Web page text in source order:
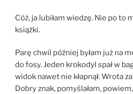
Cóż, ja lubiłam wiedzę. Nie po to
książki.
Parę chwil później byłam już na
do fosy. Jeden krokodyl spał w
widok nawet nie kłapnął. Wrota
Dobry znak, pomyślałam,